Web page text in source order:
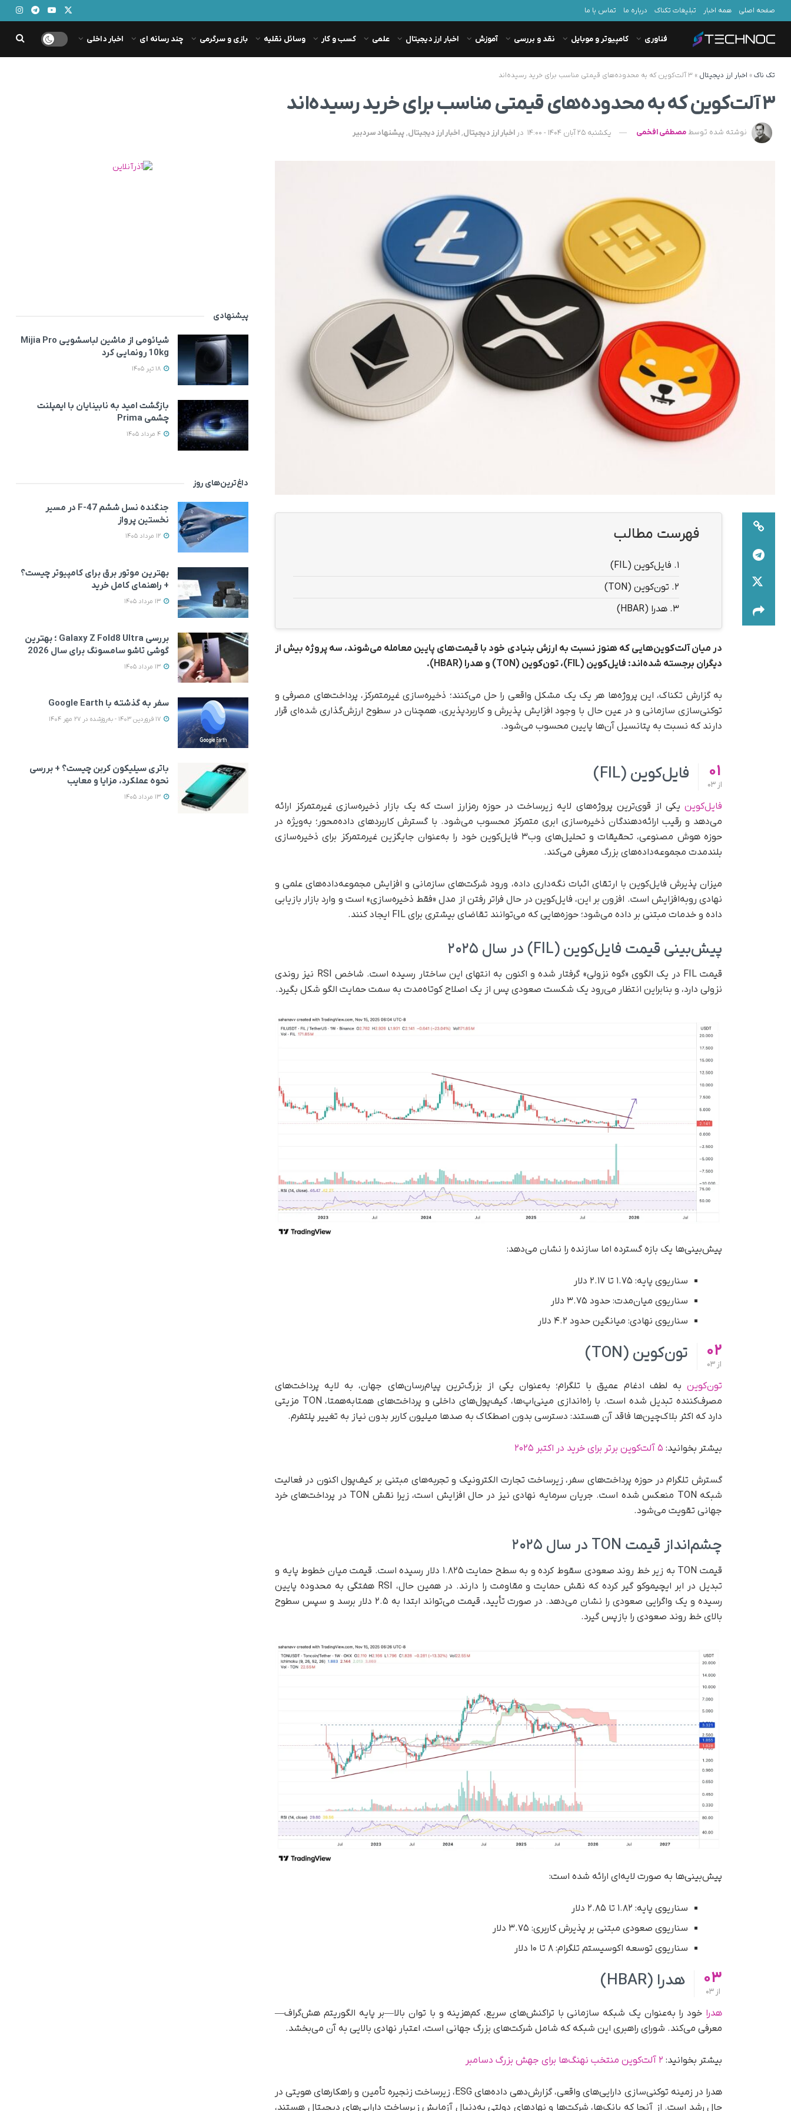
صفحه اصلی همه اخبار تبلیغات تکناک درباره ما تماس با ما
فناوری کامپیوتر و موبایل نقد و بررسی آموزش اخبار ارز دیجیتال علمی کسب و کار وسائل نقلیه بازی و سرگرمی چند رسانه ای اخبار داخلی
تک ناک» اخبار ارز دیجیتال » ۳ آلت‌کوین‌ که به محدوده‌های قیمتی مناسب برای خرید رسیده‌اند
۳ آلت‌کوین‌ که به محدوده‌های قیمتی مناسب برای خرید رسیده‌اند
نوشته شده توسط مصطفی افخمی یکشنبه 25 آبان 1404 - 14:00 در اخبار ارز دیجیتال,اخبار ارز دیجیتال,پیشنهاد سردبیر
فهرست مطالب
1. فایل‌کوین (FIL)
2. تون‌کوین (TON)
3. هدرا (HBAR)
در میان آلت‌کوین‌هایی که هنوز نسبت به ارزش بنیادی خود با قیمت‌های پایین معامله می‌شوند، سه پروژه بیش از
دیگران برجسته شده‌اند: فایل‌کوین (FIL)، تون‌کوین (TON) و هدرا (HBAR).
به گزارش تکناک، این پروژه‌ها هر یک یک مشکل واقعی را حل می‌کنند؛ ذخیره‌سازی غیرمتمرکز، پرداخت‌های مصرفی و
توکنی‌سازی سازمانی و در عین حال با وجود افزایش پذیرش و کاربردپذیری، همچنان در سطوح ارزش‌گذاری شده‌ای قرار
دارند که نسبت به پتانسیل آن‌ها پایین محسوب می‌شود.
01
از
فایل‌کوین (FIL)
فایل‌کوین یکی از قوی‌ترین پروژه‌های لایه زیرساخت در حوزه رمزارز است که یک بازار ذخیره‌سازی غیرمتمرکز ارائه
می‌دهد و رقیب ارائه‌دهندگان ذخیره‌سازی ابری متمرکز محسوب می‌شود. با گسترش کاربردهای داده‌محور؛ به‌ویژه در
حوزه هوش مصنوعی، تحقیقات و تحلیل‌های وب۳ فایل‌کوین خود را به‌عنوان جایگزین غیرمتمرکز برای ذخیره‌سازی
بلندمدت مجموعه‌داده‌های بزرگ معرفی می‌کند.
میزان پذیرش فایل‌کوین با ارتقای اثبات نگه‌داری داده، ورود شرکت‌های سازمانی و افزایش مجموعه‌داده‌های علمی و
نهادی رو‌به‌افزایش است. افزون بر این، فایل‌کوین در حال فراتر رفتن از مدل «فقط ذخیره‌سازی» است و وارد بازار بازیابی
داده و خدمات مبتنی بر داده می‌شود؛ حوزه‌هایی که می‌توانند تقاضای بیشتری برای FIL ایجاد کنند.
پیش‌بینی قیمت فایل‌کوین (FIL) در سال ۲۰۲۵
قیمت FIL در یک الگوی «گوه نزولی» گرفتار شده و اکنون به انتهای این ساختار رسیده است. شاخص RSI نیز روندی
نزولی دارد، و بنابراین انتظار می‌رود یک شکست صعودی پس از یک اصلاح کوتاه‌مدت به سمت حمایت الگو شکل بگیرد.
پیش‌بینی‌ها یک بازه گسترده اما سازنده را نشان می‌دهد:
سناریوی پایه: ۱.۷۵ تا ۲.۱۷ دلار
سناریوی میان‌مدت: حدود ۳.۷۵ دلار
سناریوی نهادی: میانگین حدود ۴.۲ دلار
02
از
تون‌کوین (TON)
تون‌کوین به لطف ادغام عمیق با تلگرام؛ به‌عنوان یکی از بزرگ‌ترین پیام‌رسان‌های جهان، به لایه پرداخت‌های
مصرف‌کننده تبدیل شده است. با راه‌اندازی مینی‌اپ‌ها، کیف‌پول‌های داخلی و پرداخت‌های همتابه‌همتا، TON مزیتی
دارد که اکثر بلاک‌چین‌ها فاقد آن هستند: دسترسی بدون اصطکاک به صدها میلیون کاربر بدون نیاز به تغییر پلتفرم.
بیشتر بخوانید: ۵ آلت‌کوین برتر برای خرید در اکتبر ۲۰۲۵
گسترش تلگرام در حوزه پرداخت‌های سفر، زیرساخت تجارت الکترونیک و تجربه‌های مبتنی بر کیف‌پول اکنون در فعالیت
شبکه TON منعکس شده است. جریان سرمایه نهادی نیز در حال افزایش است، زیرا نقش TON در پرداخت‌های خرد
جهانی تقویت می‌شود.
چشم‌انداز قیمت TON در سال ۲۰۲۵
قیمت TON به زیر خط روند صعودی سقوط کرده و به سطح حمایت ۱.۸۲۵ دلار رسیده است. قیمت میان خطوط پایه و
تبدیل در ابر ایچیموکو گیر کرده که نقش حمایت و مقاومت را دارند. در همین حال، RSI هفتگی به محدوده پایین
رسیده و یک واگرایی صعودی را نشان می‌دهد. در صورت تأیید، قیمت می‌تواند ابتدا به ۲.۵ دلار برسد و سپس سطوح
بالای خط روند صعودی را بازپس گیرد.
پیش‌بینی‌ها به صورت لایه‌ای ارائه شده است:
سناریوی پایه: ۱.۸۲ تا ۲.۸۵ دلار
سناریوی صعودی مبتنی بر پذیرش کاربری: ۳.۷۵ دلار
سناریوی توسعه اکوسیستم تلگرام: ۸ تا ۱۰ دلار
03
از 03
هدرا (HBAR)
هدرا خود را به‌عنوان یک شبکه سازمانی با تراکنش‌های سریع، کم‌هزینه و با توان بالا—بر پایه الگوریتم هش‌گراف—
معرفی می‌کند. شورای راهبری این شبکه که شامل شرکت‌های بزرگ جهانی است، اعتبار نهادی بالایی به آن می‌بخشد.
بیشتر بخوانید: ۲ آلت‌کوین منتخب نهنگ‌ها برای جهش بزرگ دسامبر
هدرا در زمینه توکنی‌سازی دارایی‌های واقعی، گزارش‌دهی داده‌های ESG، زیرساخت زنجیره تأمین و راهکارهای هویتی در
حال رشد است. از آنجا که بانک‌ها، شرکت‌ها و نهادهای دولتی به‌دنبال آزمایش زیرساخت دارایی‌های دیجیتال هستند،
پیشنهادی
شیائومی از ماشین لباسشویی Mijia Pro
10kg رونمایی کرد
بازگشت امید به نابینایان با ایمپلنت
چشمی Prima
داغ‌ترین‌های روز
جنگنده نسل ششم F-47 در مسیر
نخستین پرواز
بهترین موتور برق برای کامپیوتر چیست؟
+ راهنمای کامل خرید
بررسی Galaxy Z Fold8 Ultra ؛ بهترین
گوشی تاشو سامسونگ برای سال 2026
سفر به گذشته با Google Earth
باتری سیلیکون کربن چیست؟ + بررسی
نحوه عملکرد، مزایا و معایب